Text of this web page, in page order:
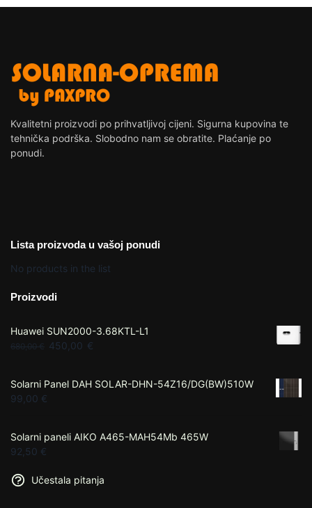
Kvalitetni proizvodi po prihvatljivoj cijeni. Sigurna kupovina te
tehnička podrška. Slobodno nam se obratite. Plaćanje po
ponudi.
Lista proizvoda u vašoj ponudi
No products in the list
Proizvodi
Huawei SUN2000-3.68KTL-L1
680,00€ 450,00 €
Solarni Panel DAH SOLAR-DHN-54Z16/DG(BW)510W
99,00 €
Solarni paneli AIKO A465-MAH54Mb 465W
92,50 €
Učestala pitanja